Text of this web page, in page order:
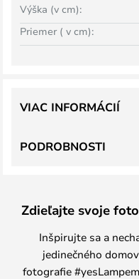
Výška (v cm):
Priemer ( v cm):
PODROBNOSTI
VIAC INFORMÁCIÍ
Zdieľajte svoje
Inšpirujte sa a
jedinečného
fotografie